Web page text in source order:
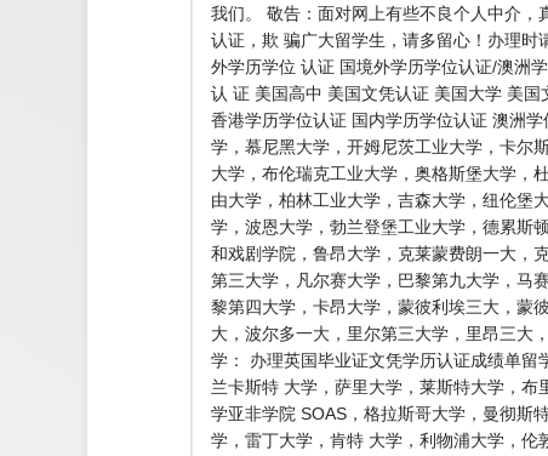
我们。 敬告：面对网上有些不良个人中介
认证，欺 骗广大留学生，请多留心！办理
外学历学位 认证 国境外学历学位认证/澳洲
认 证 美国高中 美国文凭认证 美国大学 美
香港学历学位认证 国内学历学位认证 澳洲
学，慕尼黑大学，开姆尼茨工业大学，卡尔
大学，布伦瑞克工业大学，奥格斯堡大学，
由大学，柏林工业大学，吉森大学，纽伦堡
学，波恩大学，勃兰登堡工业大学，德累斯
和戏剧学院，鲁昂大学，克莱蒙费朗一大，
第三大学，凡尔赛大学，巴黎第九大学，马
黎第四大学，卡昂大学，蒙彼利埃三大，蒙
大，波尔多一大，里尔第三大学，里昂三大
学： 办理英国毕业证文凭学历认证成绩单留
兰卡斯特 大学，萨里大学，莱斯特大学，
学亚非学院 SOAS，格拉斯哥大学，曼彻斯
学，雷丁大学，肯特 大学，利物浦大学，